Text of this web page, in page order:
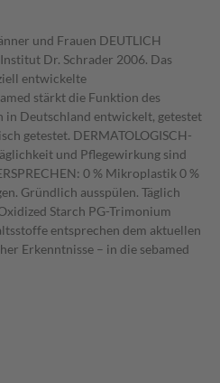
und Frauen DEUTLICH
Dr. Schrader 2006. Das
entwickelte
stärkt die Funktion des
in Deutschland entwickelt, getestet
getestet. DERMATOLOGISCH-
und Pflegewirkung sind
0 % Mikroplastik 0 %
Gründlich ausspülen. Täglich
Starch PG-Trimonium
entsprechen dem aktuellen
Erkenntnisse – in die sebamed